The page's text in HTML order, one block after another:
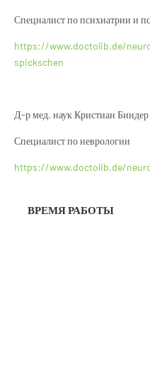
Специалист по психиатрии и
https://www.doctolib.de/
spickschen
Д-р мед. наук Кристиан Биндер
Специалист по неврологии
https://www.doctolib.de/
ВРЕМЯ РАБОТЫ